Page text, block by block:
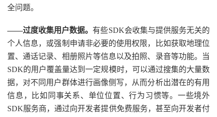
全问题。
——过度收集用户数据。有些SDK会收集与提供服务无关的
个人信息，或强制申请非必要的使用权限，比如获取地理位
置、通话记录、相册照片等信息以及拍照、录音等功能。当
SDK的用户覆盖量达到一定规模时，可以通过搜集的大量数
据，对不同用户群体进行画像侧写，从而分析出潜在的有用
信息，比如同事关系、单位位置、行为习惯等。一些境外
SDK服务商，通过向开发者提供免费服务，甚至向开发者付